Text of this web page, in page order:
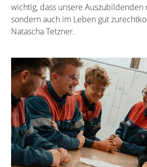
wichtig, dass unsere
sondern auch im Leben gut
Natascha Tetzner.